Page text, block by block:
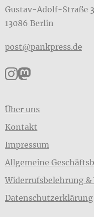
Gustav-Adolf-Straße 3
13086 Berlin
post@pankpress.de
Pankpress auf
Pankpress
Über uns
Kontakt
Impressum
Allgemeine
Widerrufsbelehrung
Datenschutzerklärung